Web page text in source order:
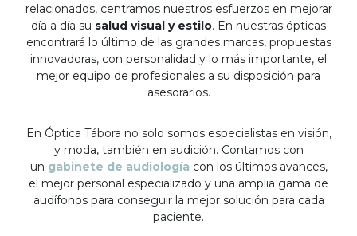
relacionados, centramos nuestros esfuerzos en mejorar
día a día su salud visual y estilo. En nuestras ópticas
encontrará lo último de las grandes marcas, propuestas
innovadoras, con personalidad y lo más importante, el
mejor equipo de profesionales a su disposición para
asesorarlos.
En Óptica Tábora no solo somos especialistas en visión,
y moda, también en audición. Contamos con
un gabinete de audiología con los últimos avances,
el mejor personal especializado y una amplia gama de
audífonos para conseguir la mejor solución para cada
paciente.